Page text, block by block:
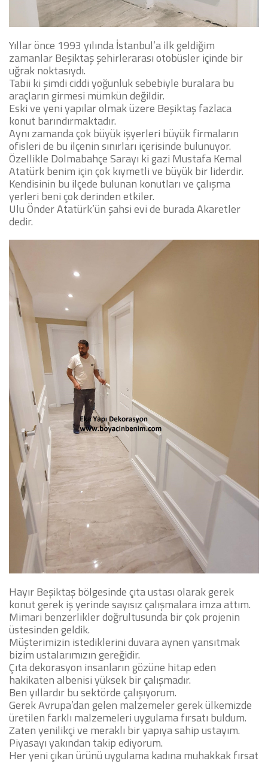
Yıllar önce 1993 yılında İstanbul’a ilk geldiğim
zamanlar Beşiktaş şehirlerarası otobüsler içinde bir
uğrak noktasıydı.
Tabii ki şimdi ciddi yoğunluk sebebiyle buralara bu
araçların girmesi mümkün değildir.
Eski ve yeni yapılar olmak üzere Beşiktaş fazlaca
konut barındırmaktadır.
Aynı zamanda çok büyük işyerleri büyük firmaların
ofisleri de bu ilçenin sınırları içerisinde bulunuyor.
Özellikle Dolmabahçe Sarayı ki gazi Mustafa Kemal
Atatürk benim için çok kıymetli ve büyük bir liderdir.
Kendisinin bu ilçede bulunan konutları ve çalışma
yerleri beni çok derinden etkiler.
Ulu Önder Atatürk’ün şahsi evi de burada Akaretler
dedir.
Hayır Beşiktaş bölgesinde çıta ustası olarak gerek
konut gerek iş yerinde sayısız çalışmalara imza attım.
Mimari benzerlikler doğrultusunda bir çok projenin
üstesinden geldik.
Müşterimizin istediklerini duvara aynen yansıtmak
bizim ustalarımızın gereğidir.
Çıta dekorasyon insanların gözüne hitap eden
hakikaten albenisi yüksek bir çalışmadır.
Ben yıllardır bu sektörde çalışıyorum.
Gerek Avrupa’dan gelen malzemeler gerek ülkemizde
üretilen farklı malzemeleri uygulama fırsatı buldum.
Zaten yenilikçi ve meraklı bir yapıya sahip ustayım.
Piyasayı yakından takip ediyorum.
Her yeni çıkan ürünü uygulama kadına muhakkak fırsat